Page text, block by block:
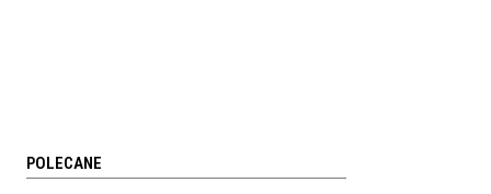
POLECANE